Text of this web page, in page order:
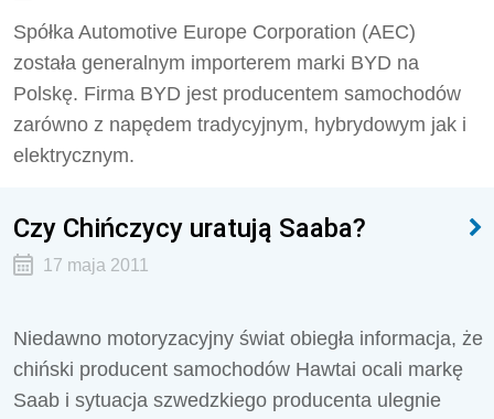
Spółka Automotive Europe Corporation (AEC)
została generalnym importerem marki BYD na
Polskę. Firma BYD jest producentem samochodów
zarówno z napędem tradycyjnym, hybrydowym jak i
elektrycznym.
Czy Chińczycy uratują Saaba?
17 maja 2011
Niedawno motoryzacyjny świat obiegła informacja, że
chiński producent samochodów Hawtai ocali markę
Saab i sytuacja szwedzkiego producenta ulegnie